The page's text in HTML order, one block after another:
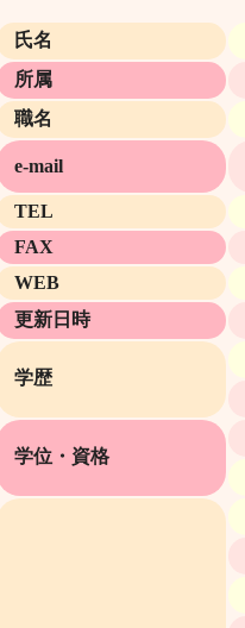
氏名
所属
職名
e-mail
TEL
FAX
WEB
更新日時
学歴
学位・資格